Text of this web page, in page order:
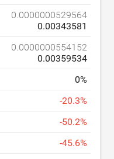
0.0000000529564
0.00343581
0.0000000554152
0.00359534
0%
-20.3%
-50.2%
-45.6%